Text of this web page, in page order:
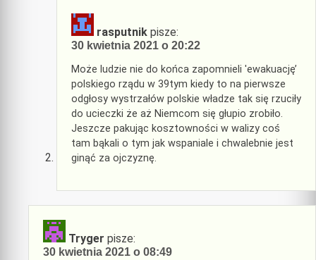
rasputnik pisze:
30 kwietnia 2021 o 20:22
Może ludzie nie do końca zapomnieli 'ewakuację’
polskiego rządu w 39tym kiedy to na pierwsze
odgłosy wystrzałów polskie władze tak się rzuciły
do ucieczki że aż Niemcom się głupio zrobiło.
Jeszcze pakując kosztowności w walizy coś
tam bąkali o tym jak wspaniale i chwalebnie jest
ginąć za ojczyznę.
Tryger pisze:
30 kwietnia 2021 o 08:49